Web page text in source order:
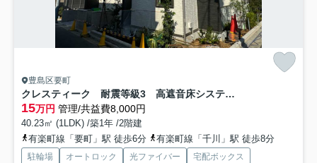
豊島区要町
クレスティーク 耐震等級3 高遮音床システム シャーメゾン
15万円 管理/共益費8,000円
40.23㎡ (1LDK) /築1年 /2階建
有楽町線「要町」駅 徒歩6分
有楽町線「千川」駅 徒歩8分
駐輪場 オートロック 光ファイバー
宅配ボックス